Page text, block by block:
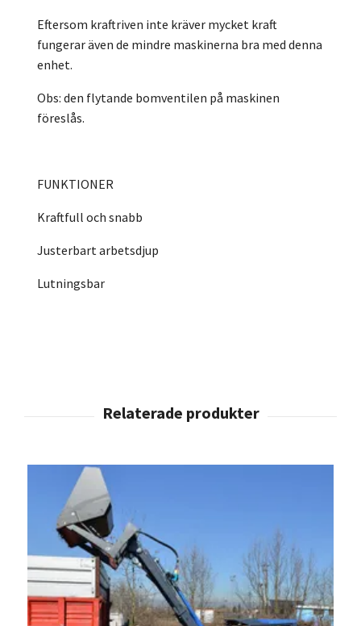
Eftersom kraftriven inte kräver mycket kraft
fungerar även de mindre maskinerna bra med denna
enhet.
Obs: den flytande bomventilen på maskinen
föreslås.
FUNKTIONER
Kraftfull och snabb
Justerbart arbetsdjup
Lutningsbar